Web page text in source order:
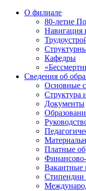
О филиале
80-летие
Навигация
Кафедры
Сведения об
Основные
Структура
Документы
Платные
Финансово-
Вакантные
Стипендии